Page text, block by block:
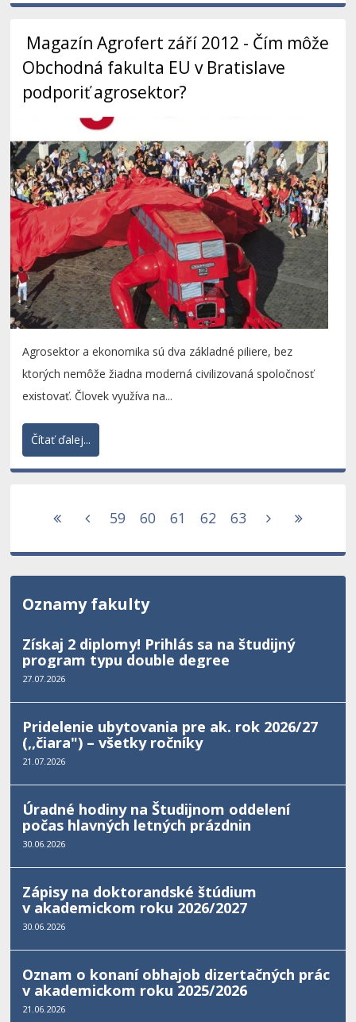
Magazín Agrofert září 2012 - Čím môže
Obchodná fakulta EU v Bratislave
podporiť agrosektor?
Agrosektor a ekonomika sú dva základné piliere, bez
ktorých nemôže žiadna moderná civilizovaná spoločnosť
existovať. Človek využíva na...
Čítať ďalej...
59 60 61 62 63
Oznamy fakulty
Získaj 2 diplomy! Prihlás sa na študijný
program typu double degree
27.07.2026
Pridelenie ubytovania pre ak. rok 2026/27
(,,čiara") – všetky ročníky
21.07.2026
Úradné hodiny na Študijnom oddelení
počas hlavných letných prázdnin
30.06.2026
Zápisy na doktorandské štúdium
v akademickom roku 2026/2027
30.06.2026
Oznam o konaní obhajob dizertačných prác
v akademickom roku 2025/2026
21.06.2026